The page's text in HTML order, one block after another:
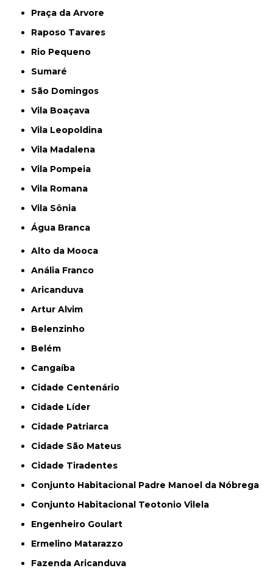
Praça da Arvore
Raposo Tavares
Rio Pequeno
Sumaré
São Domingos
Vila Boaçava
Vila Leopoldina
Vila Madalena
Vila Pompeia
Vila Romana
Vila Sônia
Água Branca
Alto da Mooca
Anália Franco
Aricanduva
Artur Alvim
Belenzinho
Belém
Cangaíba
Cidade Centenário
Cidade Líder
Cidade Patriarca
Cidade São Mateus
Cidade Tiradentes
Conjunto Habitacional Padre Manoel da Nóbrega
Conjunto Habitacional Teotonio Vilela
Engenheiro Goulart
Ermelino Matarazzo
Fazenda Aricanduva